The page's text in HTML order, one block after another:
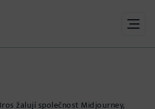
žalují společnost Midjourney,